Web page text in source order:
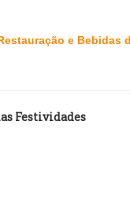
e Bebidas
Festividades